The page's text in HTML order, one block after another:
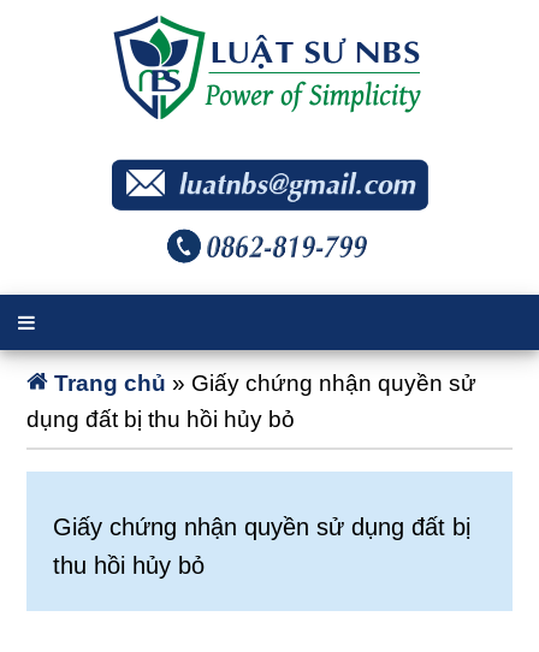
Trang chủ » Giấy chứng nhận quyền sử
dụng đất bị thu hồi hủy bỏ
Giấy chứng nhận quyền sử dụng đất bị
thu hồi hủy bỏ